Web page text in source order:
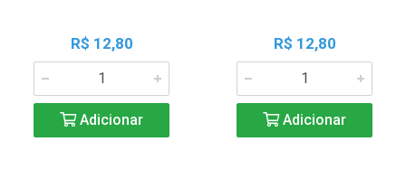
R$ 12,80
Adicionar
R$ 12,80
Adicionar